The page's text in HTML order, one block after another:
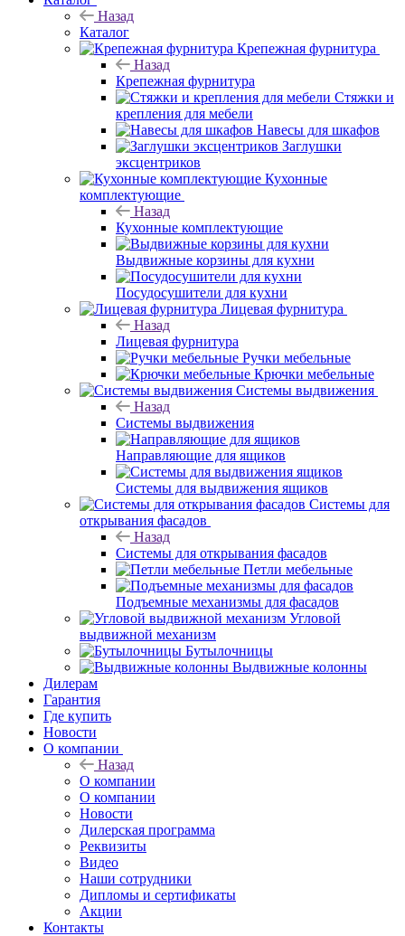
Назад
Каталог
Крепежная фурнитура
Назад
Крепежная фурнитура
Стяжки и
крепления для мебели
Навесы для шкафов
Заглушки
эксцентриков
Кухонные
комплектующие
Назад
Кухонные комплектующие
Выдвижные корзины для кухни
Посудосушители для кухни
Лицевая фурнитура
Назад
Лицевая фурнитура
Ручки мебельные
Крючки мебельные
Системы выдвижения
Назад
Системы выдвижения
Направляющие для ящиков
Системы для выдвижения ящиков
Системы для
открывания фасадов
Назад
Системы для открывания фасадов
Петли мебельные
Подъемные механизмы для фасадов
Угловой
выдвижной механизм
Бутылочницы
Выдвижные колонны
Дилерам
Гарантия
Где купить
Новости
О компании
Назад
О компании
О компании
Новости
Дилерская программа
Реквизиты
Видео
Наши сотрудники
Дипломы и сертификаты
Акции
Контакты